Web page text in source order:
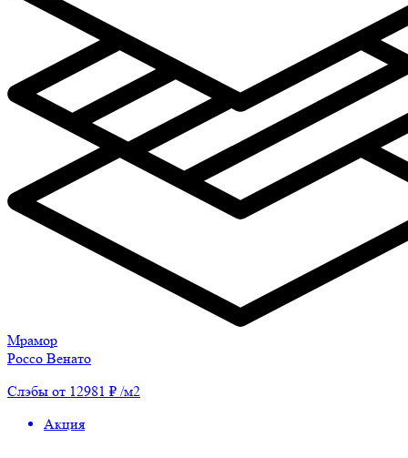
Мрамор
Россо Венато
Слэбы от 12981 ₽ /м2
Акция